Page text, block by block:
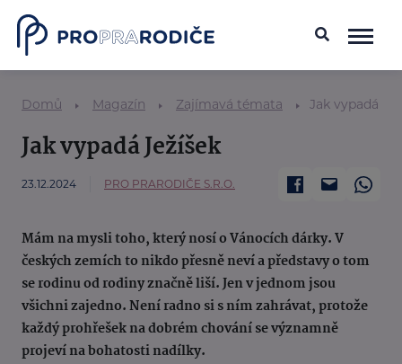
Domů Magazín Zajímavá témata Jak vypadá
Jak vypadá Ježíšek
23.12.2024 PRO PRARODIČE S.R.O.
Mám na mysli toho, který nosí o Vánocích dárky. V
českých zemích to nikdo přesně neví a představy o tom
se rodinu od rodiny značně liší. Jen v jednom jsou
všichni zajedno. Není radno si s ním zahrávat, protože
každý prohřešek na dobrém chování se významně
projeví na bohatosti nadílky.